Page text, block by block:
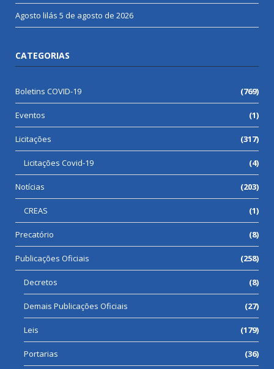
Agosto lilás 5 de agosto de 2026
CATEGORIAS
Boletins COVID-19 (769)
Eventos (1)
Licitações (317)
Licitações Covid-19 (4)
Notícias (203)
CREAS (1)
Precatório (8)
Publicações Oficiais (258)
Decretos (8)
Demais Publicações Oficiais (27)
Leis (179)
Portarias (36)